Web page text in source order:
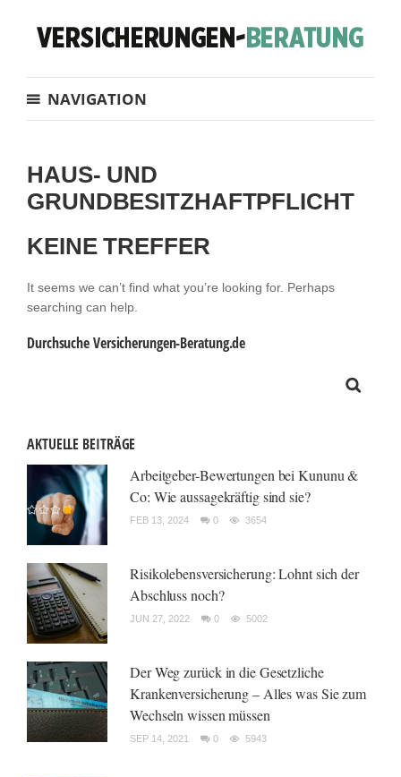
NAVIGATION
HAUS- UND
GRUNDBESITZHAFTPFLICHT
KEINE TREFFER
It seems we can’t find what you’re looking for. Perhaps
searching can help.
Durchsuche Versicherungen-Beratung.de
AKTUELLE BEITRÄGE
Arbeitgeber-Bewertungen bei Kununu &
Co: Wie aussagekräftig sind sie?
FEB 13, 2024 0 3654
Risikolebensversicherung: Lohnt sich der
Abschluss noch?
JUN 27, 2022 0 5002
Der Weg zurück in die Gesetzliche
Krankenversicherung – Alles was Sie zum
Wechseln wissen müssen
SEP 14, 2021 0 5943